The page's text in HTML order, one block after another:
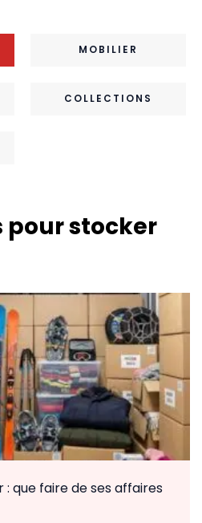
MOBILIER
COLLECTIONS
pour stocker
: que faire de ses affaires